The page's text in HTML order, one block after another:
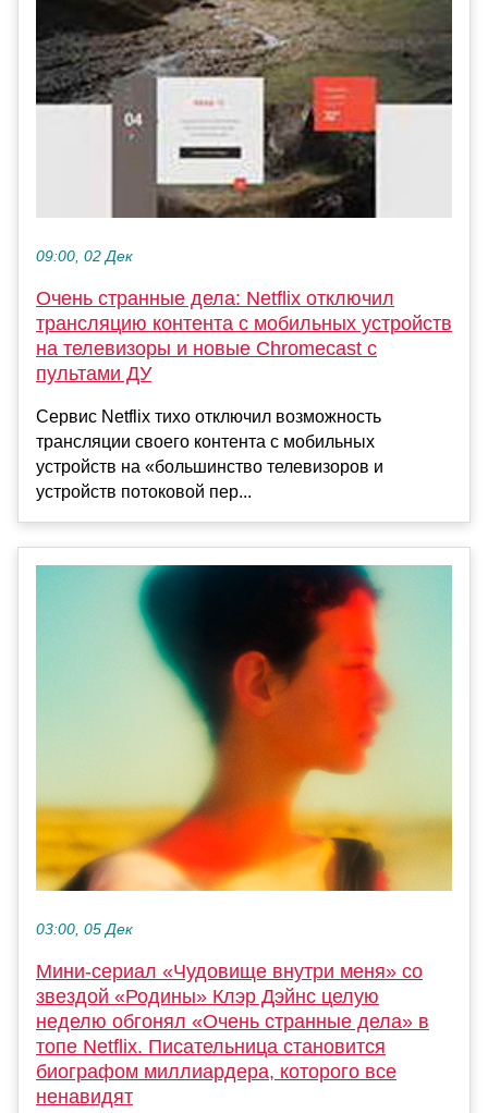
09:00, 02 Дек
Очень странные дела: Netflix отключил
трансляцию контента с мобильных устройств
на телевизоры и новые Chromecast с
пультами ДУ
Сервис Netflix тихо отключил возможность
трансляции своего контента с мобильных
устройств на «большинство телевизоров и
устройств потоковой пер...
03:00, 05 Дек
Мини-сериал «Чудовище внутри меня» со
звездой «Родины» Клэр Дэйнс целую
неделю обгонял «Очень странные дела» в
топе Netflix. Писательница становится
биографом миллиардера, которого все
ненавидят